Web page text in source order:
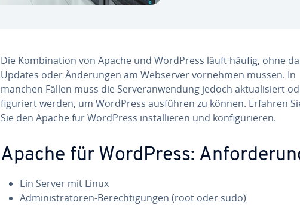
Die Kom­bi­na­ti­on von Apache und WordPress läuft häufig, ohne
Updates oder Än­de­run­gen am Webserver vornehmen müssen. In
manchen Fällen muss die Ser­ver­an­wen­dung jedoch ak­tua­li­siert
fi­gu­riert werden, um WordPress ausführen zu können. Erfahren
Sie den Apache für WordPress in­stal­lie­ren und kon­fi­gu­rie­ren.
Apache für WordPress:
Ein Server mit Linux
Ad­mi­nis­tra­to­ren-Be­rech­ti­gun­gen (root oder sudo)